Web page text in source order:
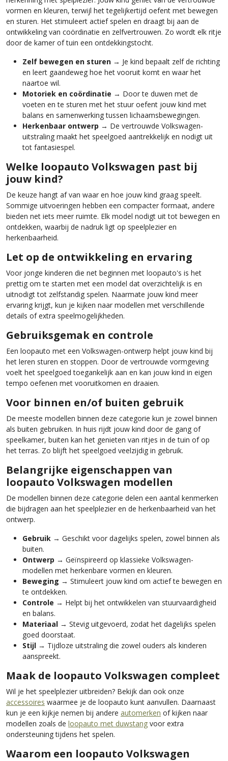
vormen en kleuren, terwijl het tegelijkertijd oefent met bewegen
en sturen. Het stimuleert actief spelen en draagt bij aan de
ontwikkeling van coördinatie en zelfvertrouwen. Zo wordt elk ritje
door de kamer of tuin een ontdekkingstocht.
Zelf bewegen en sturen → Je kind bepaalt zelf de richting
en leert gaandeweg hoe het vooruit komt en waar het
naartoe wil.
Motoriek en coördinatie → Door te duwen met de
voeten en te sturen met het stuur oefent jouw kind met
balans en samenwerking tussen lichaamsbewegingen.
Herkenbaar ontwerp → De vertrouwde Volkswagen-
uitstraling maakt het speelgoed aantrekkelijk en nodigt uit
tot fantasiespel.
Welke loopauto Volkswagen past bij
jouw kind?
De keuze hangt af van waar en hoe jouw kind graag speelt.
Sommige uitvoeringen hebben een compacter formaat, andere
bieden net iets meer ruimte. Elk model nodigt uit tot bewegen en
ontdekken, waarbij de nadruk ligt op speelplezier en
herkenbaarheid.
Let op de ontwikkeling en ervaring
Voor jonge kinderen die net beginnen met loopauto's is het
prettig om te starten met een model dat overzichtelijk is en
uitnodigt tot zelfstandig spelen. Naarmate jouw kind meer
ervaring krijgt, kun je kijken naar modellen met verschillende
details of extra speelmogelijkheden.
Gebruiksgemak en controle
Een loopauto met een Volkswagen-ontwerp helpt jouw kind bij
het leren sturen en stoppen. Door de vertrouwde vormgeving
voelt het speelgoed toegankelijk aan en kan jouw kind in eigen
tempo oefenen met vooruitkomen en draaien.
Voor binnen en/of buiten gebruik
De meeste modellen binnen deze categorie kun je zowel binnen
als buiten gebruiken. In huis rijdt jouw kind door de gang of
speelkamer, buiten kan het genieten van ritjes in de tuin of op
het terras. Zo blijft het speelgoed veelzijdig in gebruik.
Belangrijke eigenschappen van
loopauto Volkswagen modellen
De modellen binnen deze categorie delen een aantal kenmerken
die bijdragen aan het speelplezier en de herkenbaarheid van het
ontwerp.
Gebruik → Geschikt voor dagelijks spelen, zowel binnen als
buiten.
Ontwerp → Geïnspireerd op klassieke Volkswagen-
modellen met herkenbare vormen en kleuren.
Beweging → Stimuleert jouw kind om actief te bewegen en
te ontdekken.
Controle → Helpt bij het ontwikkelen van stuurvaardigheid
en balans.
Materiaal → Stevig uitgevoerd, zodat het dagelijks spelen
goed doorstaat.
Stijl → Tijdloze uitstraling die zowel ouders als kinderen
aanspreekt.
Maak de loopauto Volkswagen compleet
Wil je het speelplezier uitbreiden? Bekijk dan ook onze
accessoires waarmee je de loopauto kunt aanvullen. Daarnaast
kun je een kijkje nemen bij andere automerken of kijken naar
modellen zoals de loopauto met duwstang voor extra
ondersteuning tijdens het spelen.
Waarom een loopauto Volkswagen